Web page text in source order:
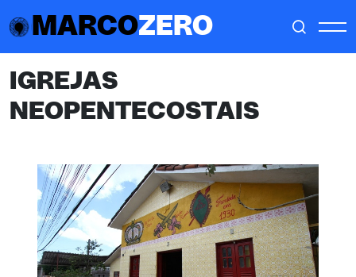
MARCOZERO
IGREJAS
NEOPENTECOSTAIS